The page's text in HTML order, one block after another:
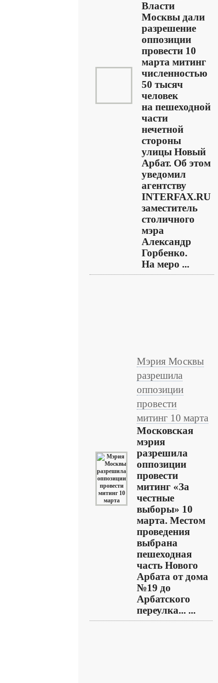
Власти
Москвы дали
разрешение
оппозиции
провести 10
марта митинг
численностью
50 тысяч
человек
на пешеходной
части
нечетной
стороны
улицы Новый
Арбат. Об этом
уведомил
агентству
INTERFAX.RU
заместитель
столичного
мэра
Александр
Горбенко.
На меро ...
Мэрия Москвы
разрешила
оппозиции
провести
митинг 10 марта
Московская
мэрия
разрешила
оппозиции
провести
митинг «За
честные
выборы» 10
марта. Местом
проведения
выбрана
пешеходная
часть Нового
Арбата от дома
№19 до
Арбатского
переулка... ...